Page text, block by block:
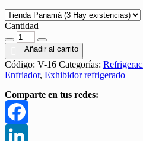
B/.
Cantidad
Añadir al carrito
Código: V-16 Categorías:
Enfriador, Exhibidor refrigerado
Comparte en tus redes:
Facebook